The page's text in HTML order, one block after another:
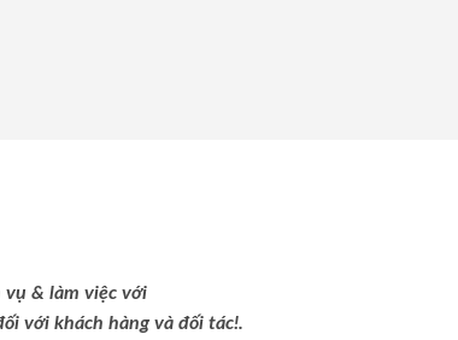
vụ & làm việc với
với khách hàng và đối tác!.